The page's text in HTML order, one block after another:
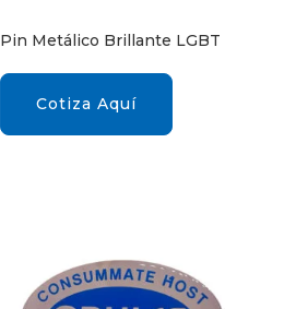
Pin Metálico Brillante LGBT
Cotiza Aquí